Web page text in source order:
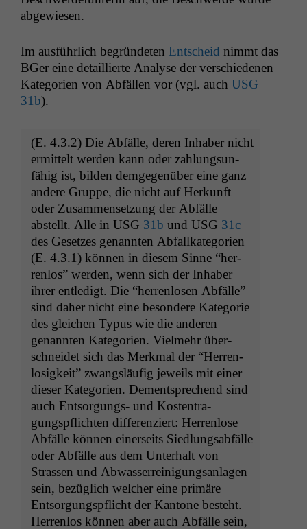
abgewiesen.
Im aus­führlich begrün­de­ten Entscheid nimmt das
BGer eine detail­lierte Analyse der ver­schiede­nen
Kat­e­gorien von Abfällen vor (vgl. auch USG
31b).
(E. 4.3.2) Die Abfälle, deren Inhab­er nicht
ermit­telt wer­den kann oder zahlung­sun­
fähig ist, bilden demge­genüber eine ganz
andere Gruppe, die nicht auf Herkun­ft
oder Zusam­menset­zung der Abfälle
abstellt. Alle in USG 31b und USG 31c
des Geset­zes genan­nten Abfal­lkat­e­gorien
(E. 4.3.1) kön­nen in diesem Sinne “her­
ren­los” wer­den, wenn sich der Inhab­er
ihrer entledigt. Die “her­ren­losen Abfälle”
sind daher nicht eine beson­dere Kat­e­gorie
des gle­ichen Typus wie die anderen
genan­nten Kat­e­gorien. Vielmehr über­
schnei­det sich das Merk­mal der “Her­ren­
losigkeit” zwangsläu­fig jew­eils mit ein­er
dieser Kat­e­gorien. Dementsprechend sind
auch Entsorgungs- und Kos­ten­tra­
gungspflicht­en dif­feren­ziert: Her­ren­lose
Abfälle kön­nen ein­er­seits Sied­lungsabfälle
oder Abfälle aus dem Unter­halt von
Strassen und Abwasser­reini­gungsan­la­gen
sein, bezüglich welch­er eine primäre
Entsorgungspflicht der Kan­tone beste­ht.
Her­ren­los kön­nen aber auch Abfälle sein,